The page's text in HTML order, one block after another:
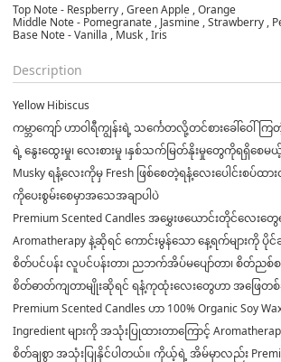
Top Note - Respberry , Green Apple , Orange
Middle Note - Pomegranate , Jasmine , Strawberry ,
Base Note - Vanilla , Musk , Iris
Description
Yellow Hibiscus
ကမ္ဘာကျော် ဟာဝါရီကျွန်းရဲ့ သင်္ကေတလို့တင်စားခေါ်ဝေါ်ကြတဲ့
ရဲ့ နွေးထွေးမှု၊ လေးစားမှု ၊နှစ်သက်မြတ်နိုးမှုတွေကိုရရှိစေမယ့်
Musky ရနံ့လေးကိုမှ Fresh ဖြစ်စေတဲ့ရနံ့လေးပေါင်းစပ်ထာ
ကိုပေးစွမ်းစေမှာအသေအချာပါပဲ
Premium Scented Candles အမွှေးဖယောင်းတိုင်လေး
Aromatherapy နဲ့ဆိုရင် ကောင်းမွန်သော နေ့ရက်များကို ပိုင်
စိတ်ပင်ပန်း လူပင်ပန်းတာ၊ ညဘက်အိပ်မပျော်တာ၊ စိတ်ညစ်စ
စိတ်ဓာတ်ကျတာမျိုးဆိုရင် ရနံ့ကုထုံးလေးတွေဟာ အဖြေတစ်ခုပ
Premium Scented Candles ဟာ 100% Organic Soy
Ingredient များကို အသုံးပြုထားတာကြောင့်
စိတ်ချစွာ အသုံးပြုနိုင်ပါတယ်။ ကိုယ့်ရဲ့ အိမ်မှာလည်း